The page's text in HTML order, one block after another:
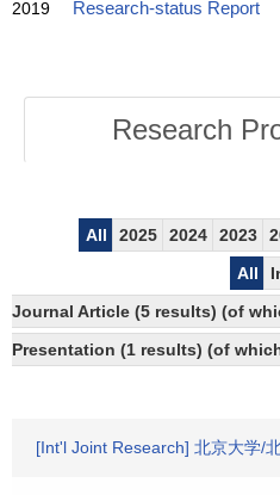
2019 Research-status Report
Research
All 2025 2024 2023
All
Journal Article (5 results) (of
Presentation (1 results) (of
[Int'l Joint Research] 北京大学/